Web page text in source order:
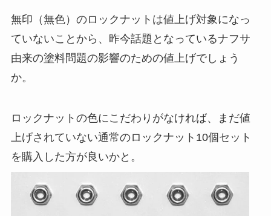
無印（無色）のロックナットは値上げ対象になっ
ていないことから、昨今話題となっているナフサ
由来の塗料問題の影響のための値上げでしょう
か。
ロックナットの色にこだわりがなければ、まだ値
上げされていない通常のロックナット10個セット
を購入した方が良いかと。